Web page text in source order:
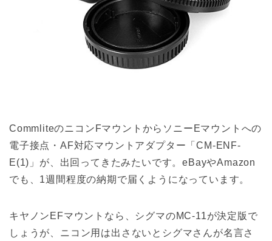
CommliteのニコンFマウントからソニーEマウントへの
電子接点・AF対応マウントアダプター「CM-ENF-
E(1)」が、出回ってきたみたいです。eBayやAmazon
でも、1週間程度の納期で届くようになっています。
キヤノンEFマウントなら、シグマのMC-11が決定版で
しょうが、ニコン用は出さないとシグマさんが名言さ